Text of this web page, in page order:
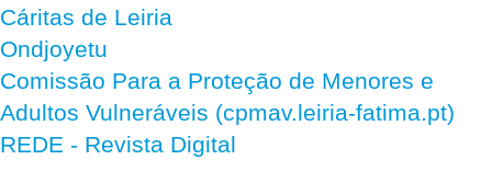
Cáritas de Leiria
Ondjoyetu
Comissão Para a Proteção de Menores e
Adultos Vulneráveis (cpmav.leiria-fatima.pt)
REDE - Revista Digital